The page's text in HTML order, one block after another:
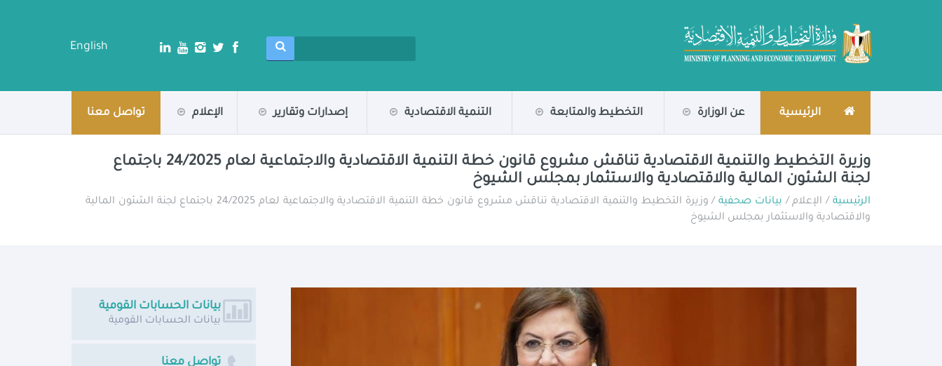
English
الرئيسية عن الوزارة التخطيط والمتابعة التنمية الاقتصادية إصدارات وتقارير الإعلام تواصل معنا
وزيرة التخطيط والتنمية الاقتصادية تناقش مشروع قانون خطة التنمية الاقتصادية والاجتماعية لعام 24/2025 باجتماع
لجنة الشئون المالية والاقتصادية والاستثمار بمجلس الشيوخ
الرئيسية/ الإعلام / بيانات صحفية
/ وزيرة التخطيط والتنمية الاقتصادية تناقش مشروع قانون خطة التنمية الاقتصادية والاجتماعية لعام 24/2025 باجتماع لجنة الشئون المالية
والاقتصادية والاستثمار بمجلس الشيوخ
بيانات الحسابات القومية
بيانات الحسابات القومية
تواصل معنا